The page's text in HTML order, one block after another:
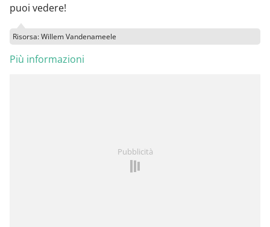
puoi vedere!
Risorsa: Willem Vandenameele
Più informazioni
Pubblicità